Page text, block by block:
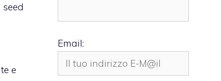
e
Email: